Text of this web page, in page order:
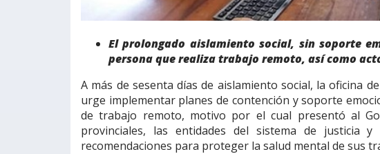
El prolongado aislamiento social, sin soporte
persona que realiza trabajo remoto, así como
A más de sesenta días de aislamiento social, la oficina
urge implementar planes de contención y soporte
de trabajo remoto, motivo por el cual presentó al
provinciales, las entidades del sistema de justicia
recomendaciones para proteger la salud mental de sus